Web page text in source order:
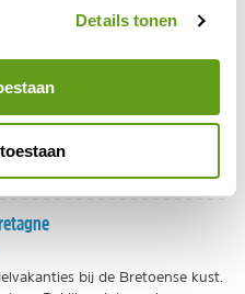
Details tonen
Trentino en Zuid-Tirol
in Trentino en Zuid-Tirol
van de Dolomieten.
bij de Bretoense kust.